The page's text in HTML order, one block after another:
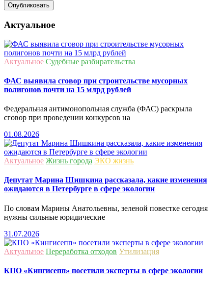
Актуальное
Актуальное Судебные разбирательства
ФАС выявила сговор при строительстве мусорных
полигонов почти на 15 млрд рублей
Федеральная антимонопольная служба (ФАС) раскрыла
сговор при проведении конкурсов на
01.08.2026
Актуальное Жизнь города ЭКО жизнь
Депутат Марина Шишкина рассказала, какие изменения
ожидаются в Петербурге в сфере экологии
По словам Марины Анатольевны, зеленой повестке сегодня
нужны сильные юридические
31.07.2026
Актуальное Переработка отходов Утилизация
КПО «Кингисепп» посетили эксперты в сфере экологии